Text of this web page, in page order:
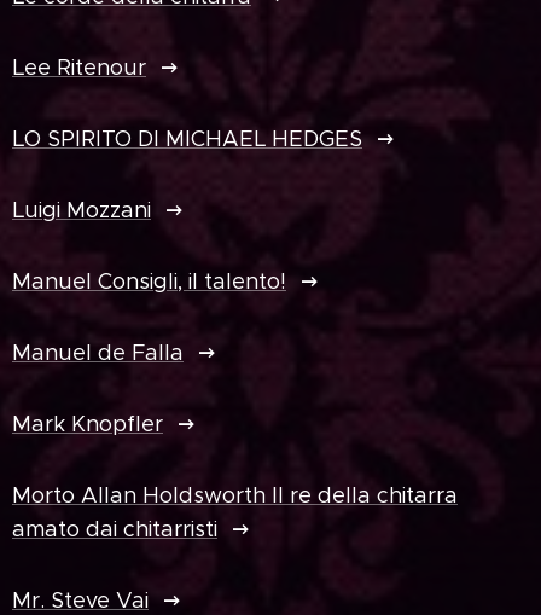
Lee Ritenour
LO SPIRITO DI MICHAEL HEDGES
Luigi Mozzani
Manuel Consigli, il talento!
Manuel de Falla
Mark Knopfler
Morto Allan Holdsworth Il re della chitarra
amato dai chitarristi
Mr. Steve Vai